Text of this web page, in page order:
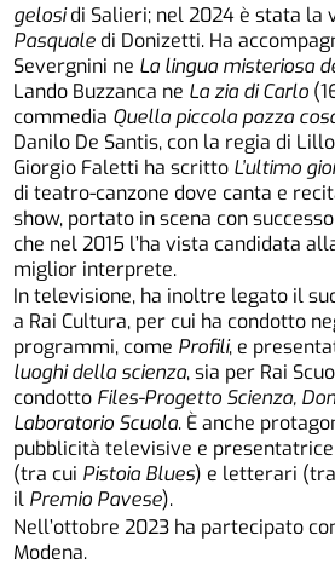
gelosidi Salieri; nel 2024 è stata la
Pasquale di Donizetti. Ha
Severgnini ne La lingua misteriosa
Lando Buzzanca ne La zia di Carlo
commedia Quella piccola pazza
Danilo De Santis, con la regia di
Giorgio Faletti ha scritto L’ultimo
di teatro-canzone dove canta e
show, portato in scena con
che nel 2015 l’ha vista candidata
miglior interprete.
In televisione, ha inoltre legato il
a Rai Cultura, per cui ha condotto
programmi, come Profili, e
luoghi della scienza, sia per Rai
condotto Files-Progetto Scienza,
Laboratorio Scuola. È anche
pubblicità televisive e
(tra cui Pistoia Blues) e letterari
il Premio Pavese).
Nell’ottobre 2023 ha partecipato
Modena.